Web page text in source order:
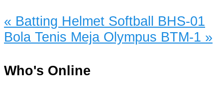
« Batting Helmet Softball BHS-01
Bola Tenis Meja Olympus BTM-1 »
Who's Online